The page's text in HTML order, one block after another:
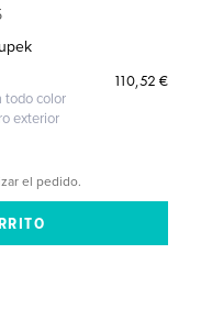
todo color
exterior
110,52 €
el pedido.